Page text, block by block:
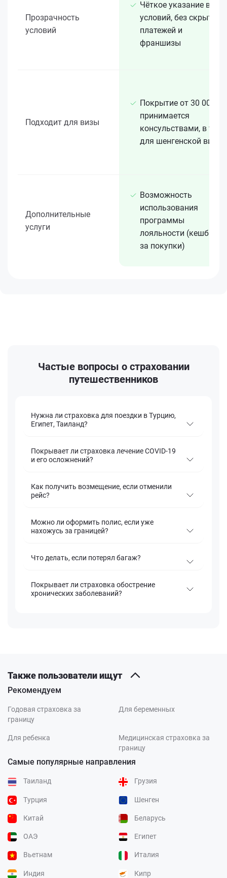
Прозрачность
условий
Чёткое указание всех
условий, без скрытых
платежей и
франшизы
Подходит для визы
Покрытие от 30 000 €
принимается
консульствами, в т. ч.
для шенгенской визы
Дополнительные
услуги
Возможность
использования
программы
лояльности (кешбэк
за покупки)
Частые вопросы о страховании
путешественников
Нужна ли страховка для поездки в Турцию,
Египет, Таиланд?
Покрывает ли страховка лечение COVID-19
и его осложнений?
Как получить возмещение, если отменили
рейс?
Можно ли оформить полис, если уже
нахожусь за границей?
Что делать, если потерял багаж?
Покрывает ли страховка обострение
хронических заболеваний?
Также пользователи ищут
Рекомендуем
Годовая страховка за
границу
Для беременных
Для ребенка
Медицинская страховка за
границу
Самые популярные направления
Таиланд Грузия
Турция Шенген
Китай Беларусь
ОАЭ Египет
Вьетнам Италия
Индия Кипр